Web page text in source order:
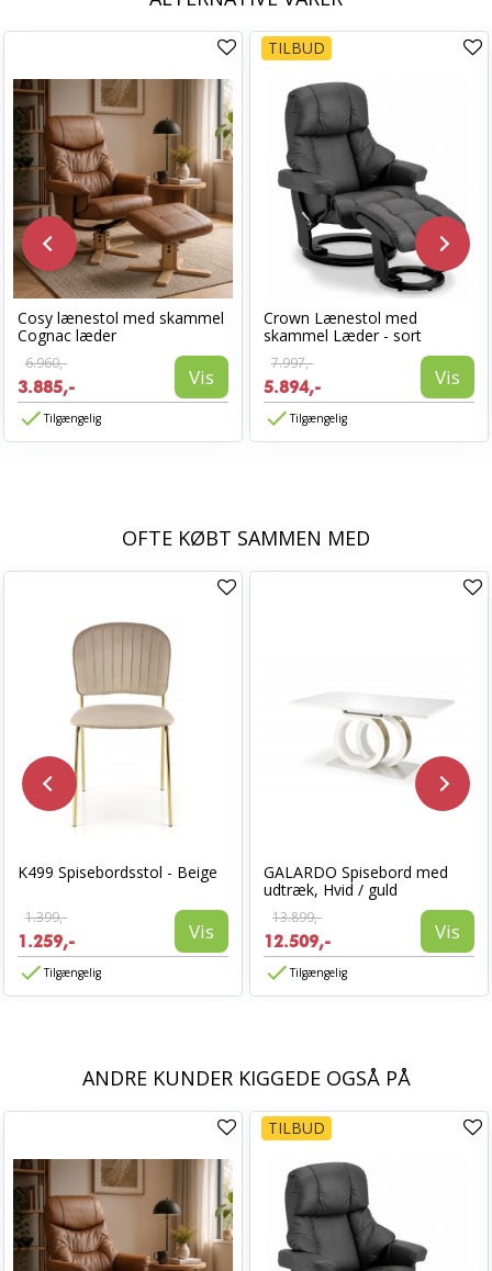
Cosy lænestol med skammel
Cognac læder
6.960,-
3.885,- Vis
Tilgængelig
TILBUD
Crown Lænestol med
skammel Læder - sort
7.997,-
5.894,- Vis
Tilgængelig
OFTE KØBT SAMMEN MED
K499 Spisebordsstol - Beige
1.399,-
1.259,- Vis
Tilgængelig
GALARDO Spisebord med
udtræk, Hvid / guld
13.899,-
12.509,- Vis
Tilgængelig
ANDRE KUNDER KIGGEDE OGSÅ PÅ
TILBUD